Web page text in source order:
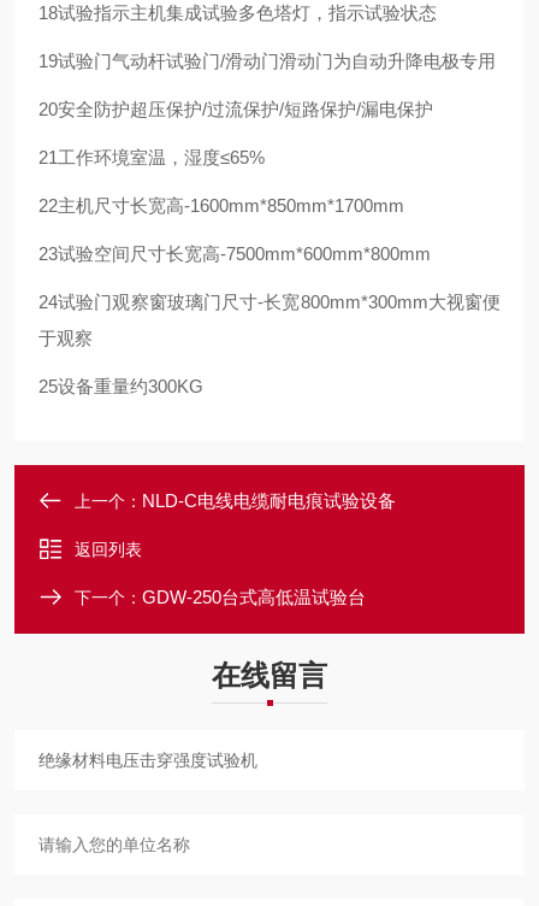
18试验指示主机集成试验多色塔灯，指示试验状态
19试验门气动杆试验门/滑动门滑动门为自动升降电极专用
20安全防护超压保护/过流保护/短路保护/漏电保护
21工作环境室温，湿度≤65%
22主机尺寸长宽高-1600mm*850mm*1700mm
23试验空间尺寸长宽高-7500mm*600mm*800mm
24试验门观察窗玻璃门尺寸-长宽800mm*300mm大视窗便
于观察
25设备重量约300KG
上一个： NLD-C电线电缆耐电痕试验设备
返回列表
下一个： GDW-250台式高低温试验台
在线留言